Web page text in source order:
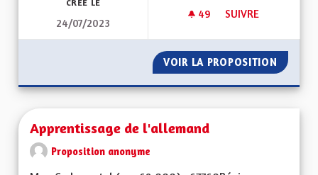
CRÉÉ LE
24/07/2023
49 49 ABONNÉS
SUIVRE
VOIR LA PROPOSITION
Apprentissage de l'allemand
Proposition anonyme